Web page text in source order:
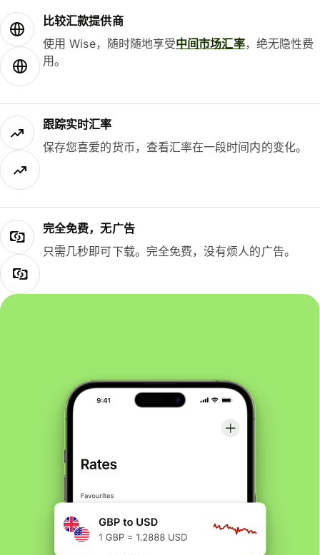
比较汇款提供商
使用 Wise，随时随地享受中间市场汇率，绝无隐性费
用。
跟踪实时汇率
保存您喜爱的货币，查看汇率在一段时间内的变化。
完全免费，无广告
只需几秒即可下载。完全免费，没有烦人的广告。